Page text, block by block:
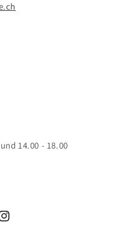
14.00 - 18.00